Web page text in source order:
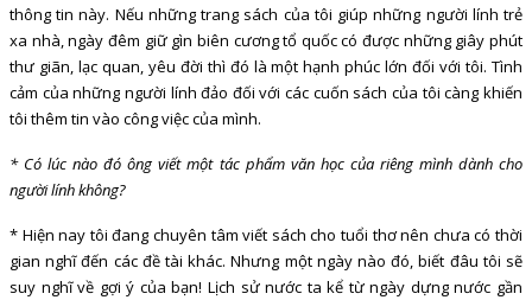
thông tin này. Nếu những trang sách của tôi giúp những người lính trẻ
xa nhà, ngày đêm giữ gìn biên cương tổ quốc có được những giây phút
thư giãn, lạc quan, yêu đời thì đó là một hạnh phúc lớn đối với tôi. Tình
cảm của những người lính đảo đối với các cuốn sách của tôi càng khiến
tôi thêm tin vào công việc của mình.
* Có lúc nào đó ông viết một tác phẩm văn học của riêng mình dành cho
người lính không?
* Hiện nay tôi đang chuyên tâm viết sách cho tuổi thơ nên chưa có thời
gian nghĩ đến các đề tài khác. Nhưng một ngày nào đó, biết đâu tôi sẽ
suy nghĩ về gợi ý của bạn! Lịch sử nước ta kể từ ngày dựng nước gần